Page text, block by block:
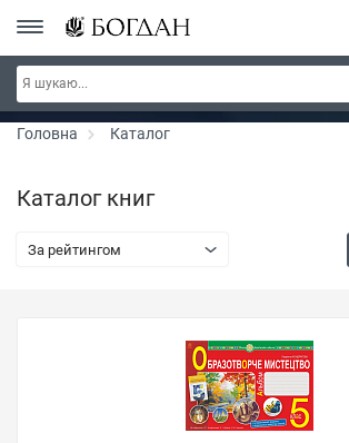
РОЗПРОДАЖ ~ 150 грн ~ 200 грн ~ 250 грн ~
300 грн ~ РОЗПРОДАЖ
Головна Каталог
Каталог книг
За рейтингом